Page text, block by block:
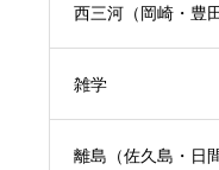
西三河（岡崎・豊
雑学
離島（佐久島・日